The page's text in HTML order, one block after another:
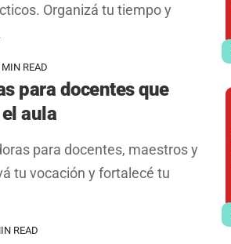
Organizá tu tiempo y
READ
para docentes que
aula
para docentes, maestros y
tu vocación y fortalecé tu
READ